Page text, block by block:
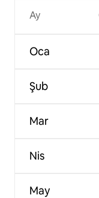
Ay
Oca
Şub
Mar
Nis
May